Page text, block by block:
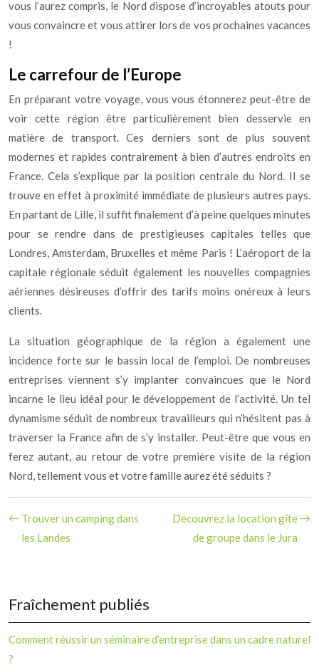
vous l’aurez compris, le Nord dispose d’incroyables atouts pour
vous convaincre et vous attirer lors de vos prochaines vacances
!
Le carrefour de l’Europe
En préparant votre voyage, vous vous étonnerez peut-être de
voir cette région être particulièrement bien desservie en
matière de transport. Ces derniers sont de plus souvent
modernes et rapides contrairement à bien d’autres endroits en
France. Cela s’explique par la position centrale du Nord. Il se
trouve en effet à proximité immédiate de plusieurs autres pays.
En partant de Lille, il suffit finalement d’à peine quelques minutes
pour se rendre dans de prestigieuses capitales telles que
Londres, Amsterdam, Bruxelles et même Paris ! L’aéroport de la
capitale régionale séduit également les nouvelles compagnies
aériennes désireuses d’offrir des tarifs moins onéreux à leurs
clients.
La situation géographique de la région a également une
incidence forte sur le bassin local de l’emploi. De nombreuses
entreprises viennent s’y implanter convaincues que le Nord
incarne le lieu idéal pour le développement de l’activité. Un tel
dynamisme séduit de nombreux travailleurs qui n’hésitent pas à
traverser la France afin de s’y installer. Peut-être que vous en
ferez autant, au retour de votre première visite de la région
Nord, tellement vous et votre famille aurez été séduits ?
Trouver un camping dans
les Landes
Découvrez la location gîte
de groupe dans le Jura
Fraîchement publiés
Comment réussir un séminaire d’entreprise dans un cadre naturel
?